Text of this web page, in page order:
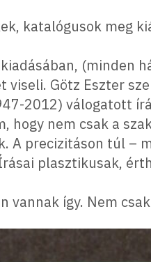
katalógusok meg
(minden
Götz Eszter
2012) válogatott
nem csak a
A precizitáson túl –
plasztikusak,
vannak így. Nem